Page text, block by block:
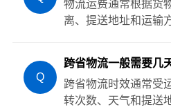
物流运费通常根据货
离、提送地址和运输
Q
跨省物流一般需要几
跨省物流时效通常受
转次数、天气和提送